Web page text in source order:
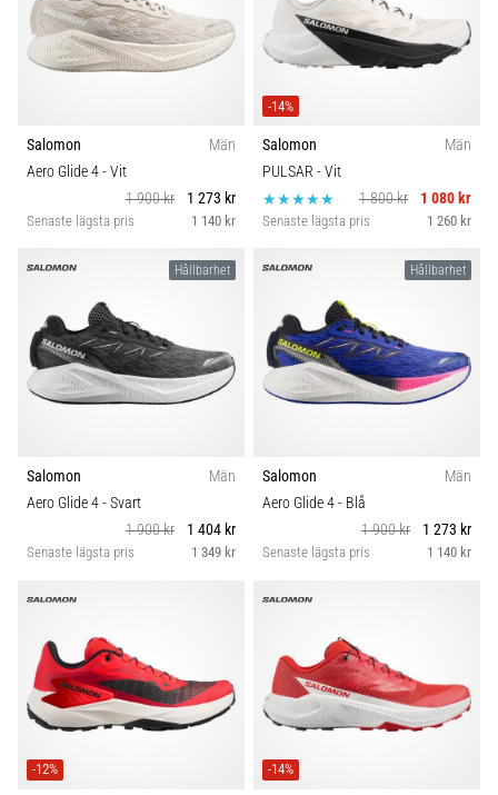
Salomon
Män
Aero Glide 4- Vit
1 900 kr
1 273 kr
Senaste lägsta pris 1 140 kr
-14%
Salomon
Män
PULSAR - Vit
1 800 kr
1 080 kr
Senaste lägsta pris 1 260 kr
Hållbarhet
Salomon
Män
Aero Glide 4- Svart
1 900 kr
1 404 kr
Senaste lägsta pris 1 349 kr
Hållbarhet
Salomon
Män
Aero Glide 4- Blå
1 900 kr
1 273 kr
Senaste lägsta pris 1 140 kr
-12% -14%